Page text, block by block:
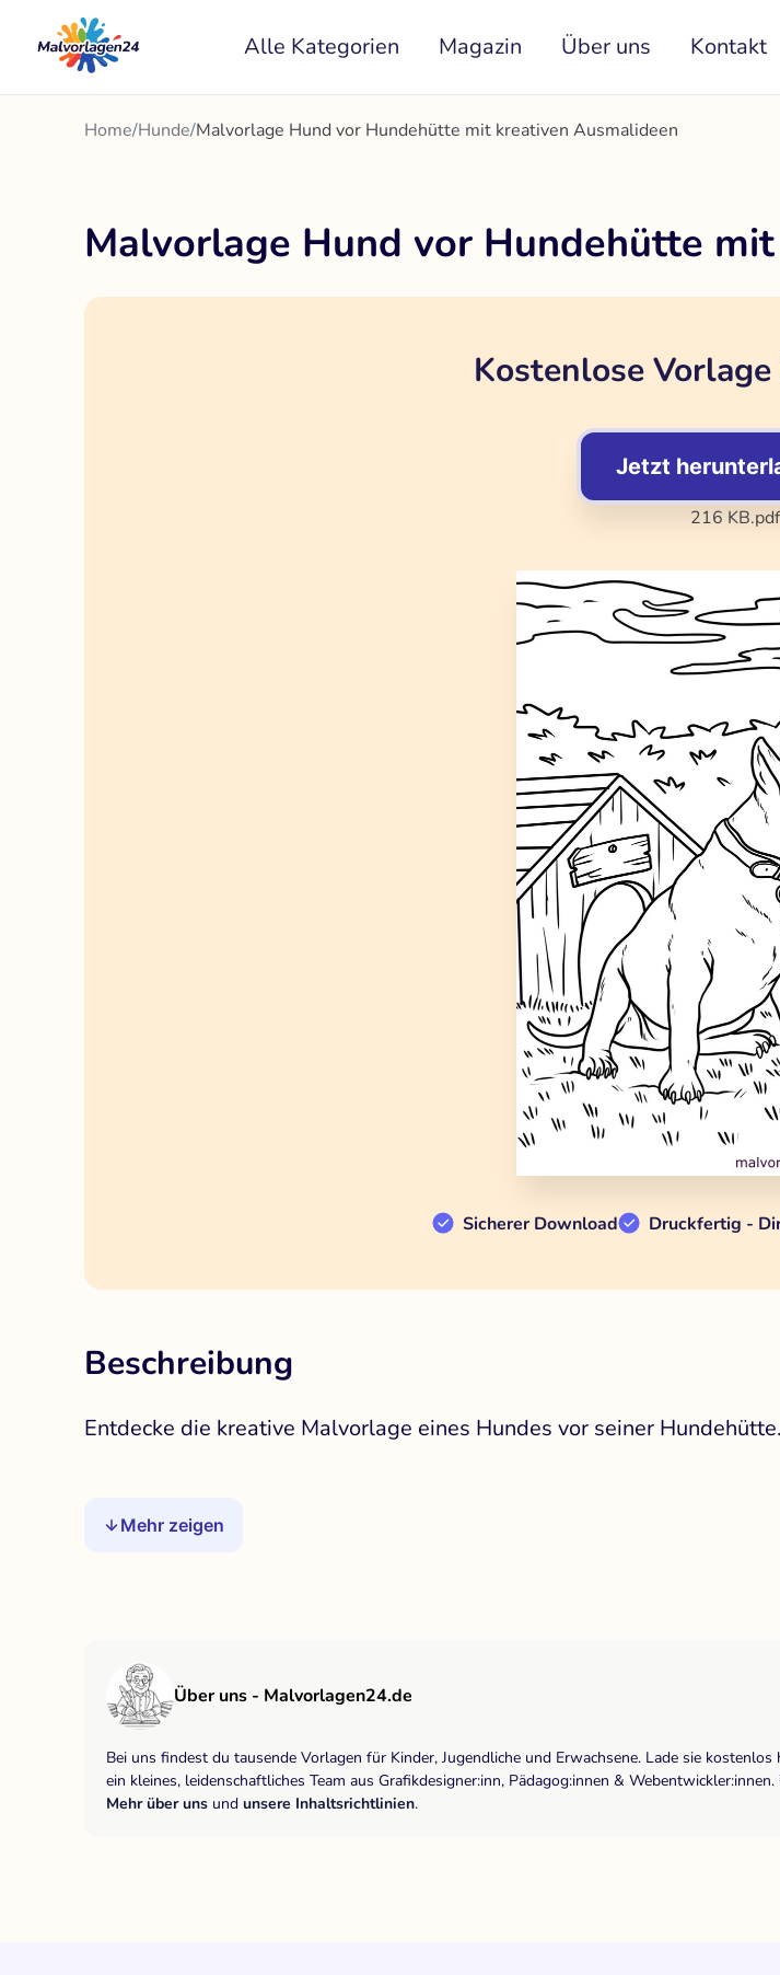
Inhalt
springen
Alle Kategorien Magazin Über uns Kontakt
Home/Hunde/Malvorlage Hund vor Hundehütte mit kreativen Ausmalideen
Malvorlage Hund vor Hundehütte
Kostenlose
Jetzt
216 KB.pdf
Sicherer Download Druckfertig -
Beschreibung
Entdecke die kreative Malvorlage eines Hundes vor seiner
Mehr zeigen
Über uns - Malvorlagen24.de
Bei uns findest du tausende Vorlagen für Kinder, Jugendliche und Erwachsene. Lade sie
ein kleines, leidenschaftliches Team aus Grafikdesigner:inn, Pädagog:innen &
Mehr über uns und unsere Inhaltsrichtlinien.